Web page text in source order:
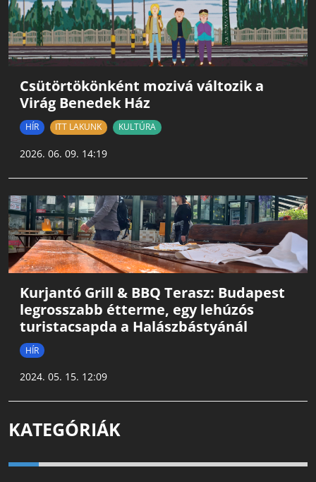
Csütörtökönként mozivá változik a
Virág Benedek Ház
HÍR ITT LAKUNK KULTÚRA
2026. 06. 09. 14:19
Kurjantó Grill & BBQ Terasz: Budapest
legrosszabb étterme, egy lehúzós
turistacsapda a Halászbástyánál
HÍR
2024. 05. 15. 12:09
KATEGÓRIÁK